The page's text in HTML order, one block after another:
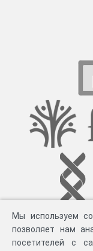
Мы используем
позволяет нам
посетителей с